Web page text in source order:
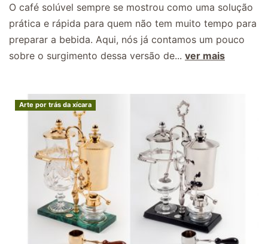
O café solúvel sempre se mostrou como uma solução
prática e rápida para quem não tem muito tempo para
preparar a bebida. Aqui, nós já contamos um pouco
sobre o surgimento dessa versão de... ver mais
Arte por trás da xícara